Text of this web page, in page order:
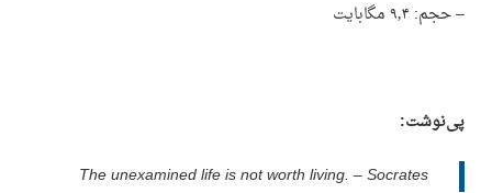
– حجم: ۹٫۴ مگابایت
پی‌نوشت:
The unexamined life is not worth living. – Socrates